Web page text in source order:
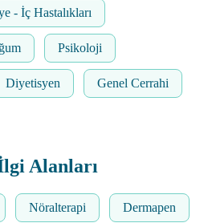
- İç Hastalıkları
Psikoloji
Diyetisyen Genel Cerrahi
Alanları
Nöralterapi Dermapen